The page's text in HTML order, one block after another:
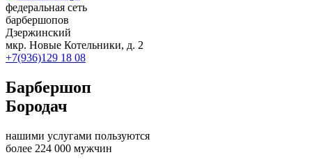
федеральная сеть
барбершопов
Дзержинский
мкр. Новые Котельники, д. 2
+7(936)129 18 08
Барбершоп
Бородач
нашими услугами пользуются
более 224 000 мужчин